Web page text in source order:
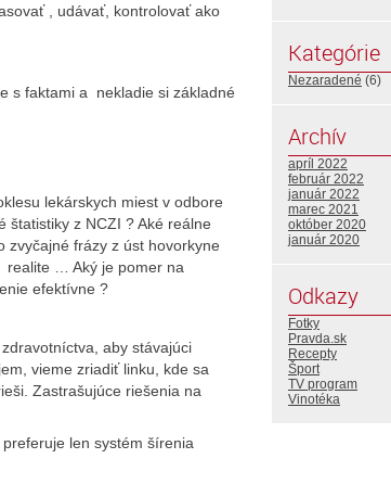
, udávať, kontrolovať ako
s faktami a nekladie si základné
lekárskych miest v odbore
štatistiky z NCZI ? Aké reálne
zvyčajné frázy z úst hovorkyne
realite … Aký je pomer na
efektívne ?
aby stávajúci
vieme zriadiť linku, kde sa
Zastrašujúce riešenia na
len systém šírenia
Kategórie
Nezaradené (6)
Archív
apríl 2022
február 2022
január 2022
marec 2021
október 2020
január 2020
Odkazy
Fotky
Pravda.sk
Recepty
Šport
TV program
Vinotéka